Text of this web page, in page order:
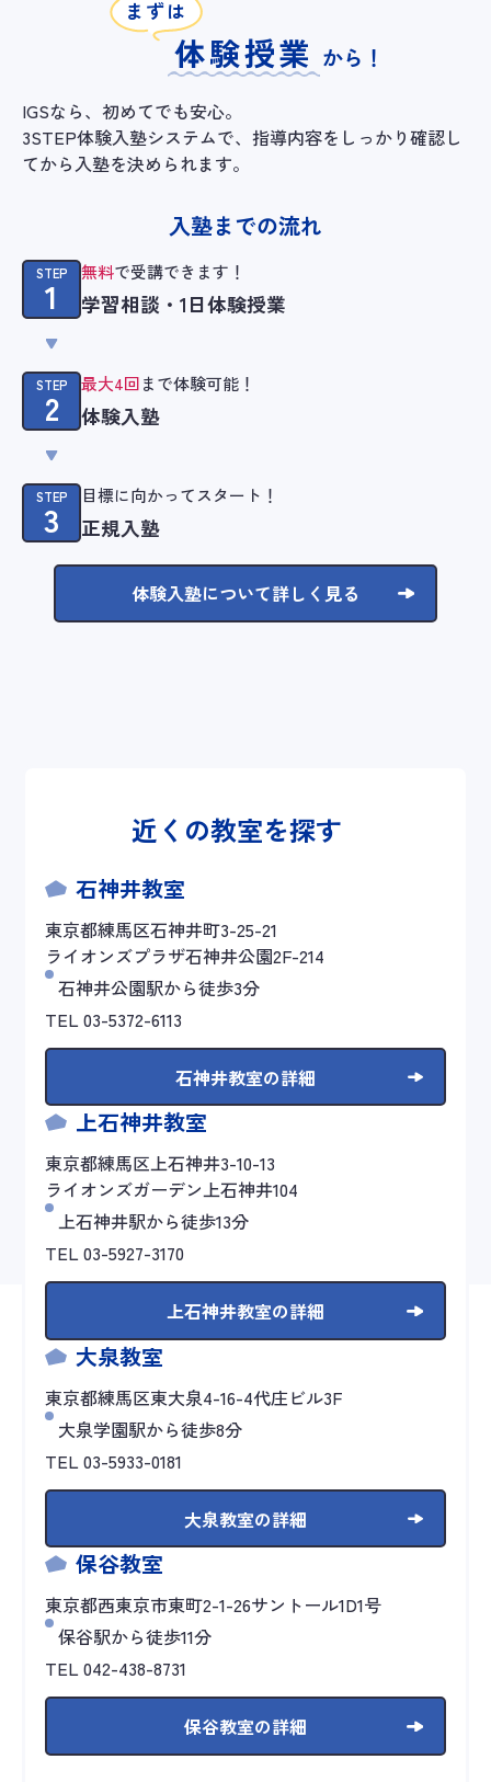
まずは
体験授業 から！
IGSなら、初めてでも安心。
3STEP体験入塾システムで、指導内容をしっかり確認し
てから入塾を決められます。
入塾までの流れ
STEP
1
無料で受講できます！
学習相談・1日体験授業
STEP
2
最大4回まで体験可能！
体験入塾
STEP
3
目標に向かってスタート！
正規入塾
体験入塾について詳しく見る
近くの教室を探す
石神井教室
東京都練馬区石神井町3-25-21
ライオンズプラザ石神井公園2F-214
石神井公園駅から徒歩3分
TEL 03-5372-6113
石神井教室の詳細
上石神井教室
東京都練馬区上石神井3-10-13
ライオンズガーデン上石神井104
上石神井駅から徒歩13分
TEL 03-5927-3170
上石神井教室の詳細
大泉教室
東京都練馬区東大泉4-16-4代庄ビル3F
大泉学園駅から徒歩8分
TEL 03-5933-0181
大泉教室の詳細
保谷教室
東京都西東京市東町2-1-26サントール1D1号
保谷駅から徒歩11分
TEL 042-438-8731
保谷教室の詳細